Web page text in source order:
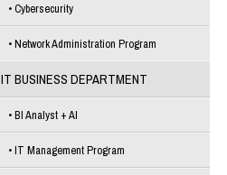
Cybersecurity
Network Administration Program
IT BUSINESS DEPARTMENT
BI Analyst + AI
IT Management Program